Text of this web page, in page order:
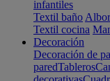
infantiles
Textil baño
Textil cocina
Decoración
Decoración de
paredTableros